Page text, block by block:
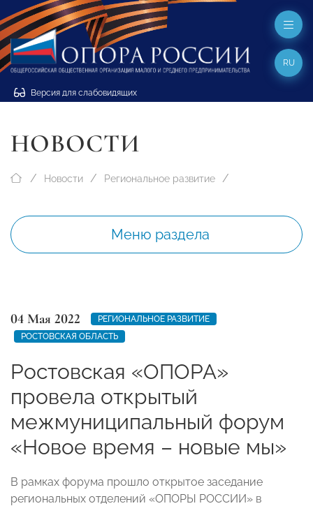
Версия для слабовидящих
RU
НОВОСТИ
Новости Региональное развитие
Меню раздела
04 Мая 2022
РЕГИОНАЛЬНОЕ РАЗВИТИЕ
РОСТОВСКАЯ ОБЛАСТЬ
Ростовская «ОПОРА»
провела открытый
межмуниципальный форум
«Новое время – новые мы»
В рамках форума прошло открытое заседание
региональных отделений «ОПОРЫ РОССИИ» в